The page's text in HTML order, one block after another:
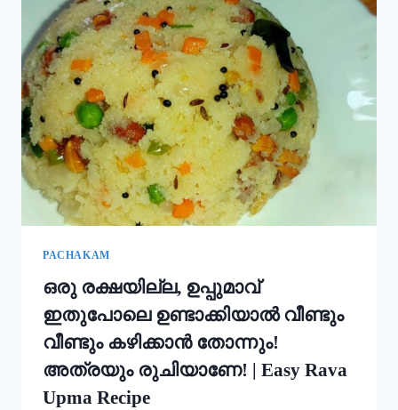
ഇതും
കൂടി
ചേർത്ത്
പൊടി
നനക്കു!
ചോറ്
കൊണ്ട്
നല്ല
സോഫ്റ്റ്
പുട്ട്
റെഡി!!
|
PACHAKAM
ഒരു രക്ഷയില്ല, ഉപ്പുമാവ്
ഇതുപോലെ ഉണ്ടാക്കിയാൽ വീണ്ടും
വീണ്ടും കഴിക്കാൻ തോന്നും!
അത്രയും രുചിയാണേ! | Easy Rava
Upma Recipe